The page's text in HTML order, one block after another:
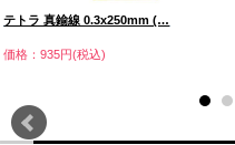
テトラ 真鍮線 0.3x250mm (…
価格：935円(税込)